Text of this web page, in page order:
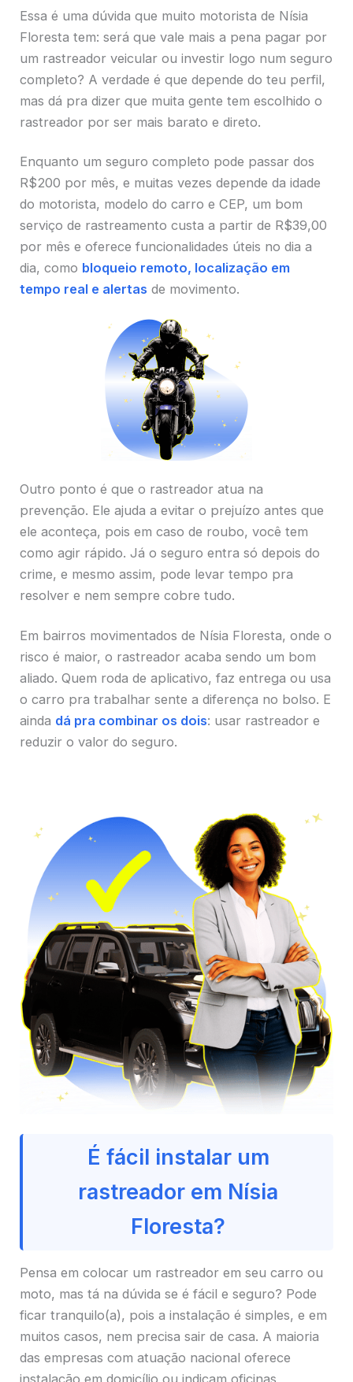
Essa é uma dúvida que muito motorista de Nísia
Floresta tem: será que vale mais a pena pagar por
um rastreador veicular ou investir logo num seguro
completo? A verdade é que depende do teu perfil,
mas dá pra dizer que muita gente tem escolhido o
rastreador por ser mais barato e direto.
Enquanto um seguro completo pode passar dos
R$200 por mês, e muitas vezes depende da idade
do motorista, modelo do carro e CEP, um bom
serviço de rastreamento custa a partir de R$39,00
por mês e oferece funcionalidades úteis no dia a
dia, como bloqueio remoto, localização em
tempo real e alertas de movimento.
Outro ponto é que o rastreador atua na
prevenção. Ele ajuda a evitar o prejuízo antes que
ele aconteça, pois em caso de roubo, você tem
como agir rápido. Já o seguro entra só depois do
crime, e mesmo assim, pode levar tempo pra
resolver e nem sempre cobre tudo.
Em bairros movimentados de Nísia Floresta, onde o
risco é maior, o rastreador acaba sendo um bom
aliado. Quem roda de aplicativo, faz entrega ou usa
o carro pra trabalhar sente a diferença no bolso. E
ainda dá pra combinar os dois: usar rastreador e
reduzir o valor do seguro.
É fácil instalar um
rastreador em Nísia
Floresta?
Pensa em colocar um rastreador em seu carro ou
moto, mas tá na dúvida se é fácil e seguro? Pode
ficar tranquilo(a), pois a instalação é simples, e em
muitos casos, nem precisa sair de casa. A maioria
das empresas com atuação nacional oferece